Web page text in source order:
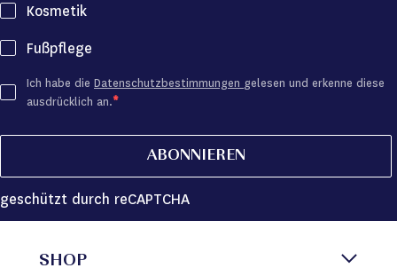
Kosmetik
Fußpflege
Ich habe die Datenschutzbestimmungen gelesen und erkenne diese
ausdrücklich an.
ABONNIEREN
geschützt durch reCAPTCHA
SHOP